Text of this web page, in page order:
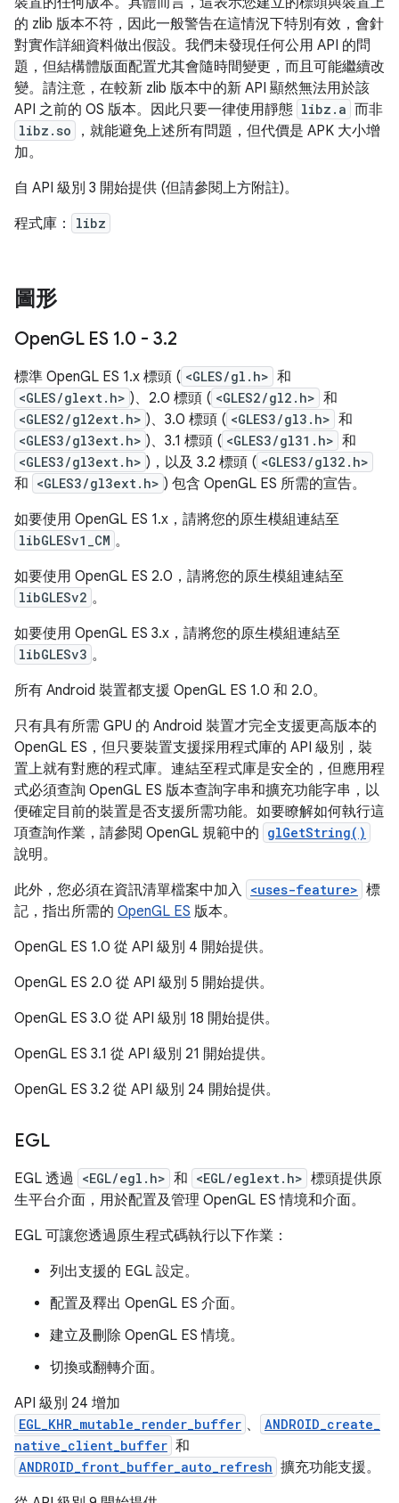
的 zlib 版本不符，因此一般警告在這情況下特別有效，會針
對實作詳細資料做出假設。我們未發現任何公用 API 的問
題，但結構體版面配置尤其會隨時間變更，而且可能繼續改
變。請注意，在較新 zlib 版本中的新 API 顯然無法用於該
API 之前的 OS 版本。因此只要一律使用靜態 libz.a 而非
libz.so
，就能避免上述所有問題，但代價是 APK 大小增
加。
自 API 級別 3 開始提供 (但請參閱上方附註)。
程式庫：
libz
圖形
OpenGL ES 1.0 - 3.2
標準 OpenGL ES 1.x 標頭 ( <GLES/gl.h> 和
<GLES/glext.h> )、2.0 標頭 ( <GLES2/gl2.h> 和
<GLES2/gl2ext.h> )、3.0 標頭 ( <GLES3/gl3.h> 和
<GLES3/gl3ext.h> )、3.1 標頭 ( <GLES3/gl31.h> 和
<GLES3/gl3ext.h> )，以及 3.2 標頭 ( <GLES3/gl32.h>
和 <GLES3/gl3ext.h> ) 包含 OpenGL ES 所需的宣告。
如要使用 OpenGL ES 1.x，請將您的原生模組連結至
libGLESv1_CM 。
如要使用 OpenGL ES 2.0，請將您的原生模組連結至
libGLESv2 。
如要使用 OpenGL ES 3.x，請將您的原生模組連結至
libGLESv3 。
所有 Android 裝置都支援 OpenGL ES 1.0 和 2.0。
只有具有所需 GPU 的 Android 裝置才完全支援更高版本的
OpenGL ES，但只要裝置支援採用程式庫的 API 級別，裝
置上就有對應的程式庫。連結至程式庫是安全的，但應用程
式必須查詢 OpenGL ES 版本查詢字串和擴充功能字串，以
便確定目前的裝置是否支援所需功能。如要瞭解如何執行這
項查詢作業，請參閱 OpenGL 規範中的 glGetString()
說明。
此外，您必須在資訊清單檔案中加入 <uses-feature> 標
記，指出所需的 OpenGL ES 版本。
OpenGL ES 1.0 從 API 級別 4 開始提供。
OpenGL ES 2.0 從 API 級別 5 開始提供。
OpenGL ES 3.0 從 API 級別 18 開始提供。
OpenGL ES 3.1 從 API 級別 21 開始提供。
OpenGL ES 3.2 從 API 級別 24 開始提供。
EGL
EGL 透過 <EGL/egl.h> 和 <EGL/eglext.h> 標頭提供原
生平台介面，用於配置及管理 OpenGL ES 情境和介面。
EGL 可讓您透過原生程式碼執行以下作業：
列出支援的 EGL 設定。
配置及釋出 OpenGL ES 介面。
建立及刪除 OpenGL ES 情境。
切換或翻轉介面。
API 級別 24 增加
EGL_KHR_mutable_render_buffer 、
ANDROID_create_
native_client_buffer 和
ANDROID_front_buffer_auto_refresh 擴充功能支援。